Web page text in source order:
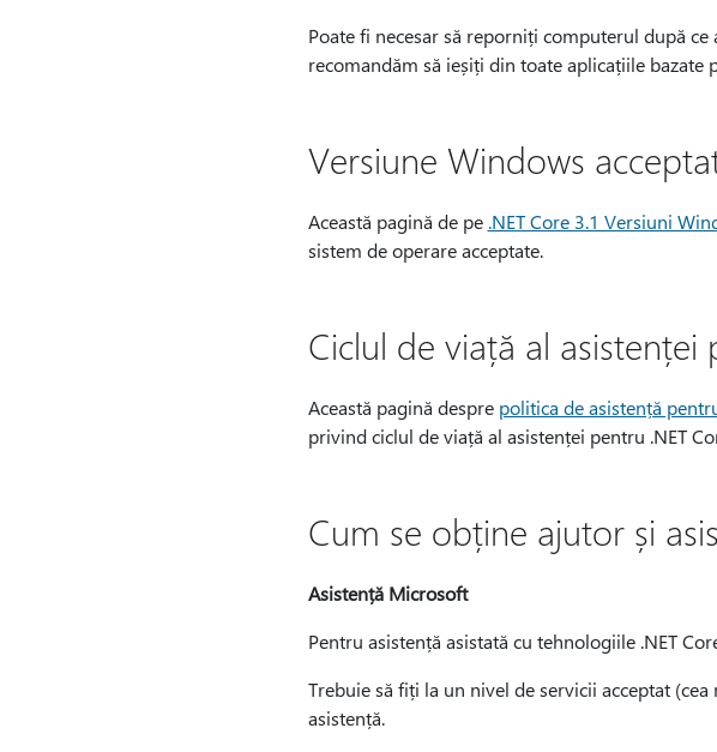
Poate fi necesar să reporniți computerul după ce
recomandăm să ieșiți din toate aplicațiile bazate
Versiune Windows
Această pagină de pe .NET Core 3.1 Versiuni
sistem de operare acceptate.
Ciclul de viață al asistenței
Această pagină despre politica de asistență
privind ciclul de viață al asistenței pentru .NET
Cum se obține ajutor și
Asistență Microsoft
Pentru asistență asistată cu tehnologiile .NET
Trebuie să fiți la un nivel de servicii acceptat
asistență.